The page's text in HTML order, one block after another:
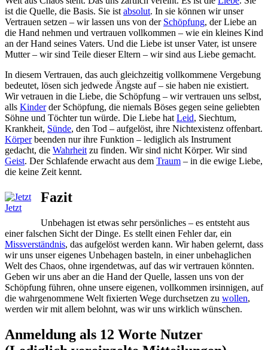
ist die Quelle, die Basis. Sie ist absolut. In sie können wir unser
Vertrauen setzen – wir lassen uns von der Schöpfung, der Liebe an
die Hand nehmen und vertrauen vollkommen – wie ein kleines Kind
an der Hand seines Vaters. Und die Liebe ist unser Vater, ist unsere
Mutter – wir sind Teile dieser Eltern – wir sind aus Liebe gemacht.
In diesem Vertrauen, das auch gleichzeitig vollkommene Vergebung
bedeutet, lösen sich jedwede Ängste auf – sie haben nie existiert.
Wir vetrauen in die Liebe, die Schöpfung – wir vertrauen uns selbst,
alls Kinderder Schöpfung, die niemals Böses gegen seine geliebten
Söhne und Töchter tun würde. Die Liebe hat Leid, Siechtum,
Krankheit, Sünde, den Tod – aufgelöst, ihre Nichtexistenz offenbart.
Körperbeenden nur ihre Funktion – lediglich als Instrument
gedacht, die Wahrheit zu finden. Wir sind nicht Körper. Wir sind
Geist. Der Schlafende erwacht aus dem Traum – in die ewige Liebe,
die keine Zeit kennt.
Jetzt
Fazit
Unbehagen ist etwas sehr persönliches – es entsteht aus
einer falschen Sicht der Dinge. Es stellt einen Fehler dar, ein
Missverständnis, das aufgelöst werden kann. Wir haben gelernt, dass
wir uns unser eigenes Unbehagen basteln, in einer unbehaglichen
Welt des Chaos, ohne irgendetwas, auf das wir vertrauen könnten.
Geben wir uns aber an die Hand der Quelle, lassen uns von der
Schöpfung führen, ohne unsere eigenen, vollkommen irsinnigen, auf
die wahrgenommene Welt fixierten Wege durchsetzen zu wollen,
werden wir mit allem belohnt, was wir uns wirklich wünschen.
Anmeldung als 12 Worte Nutzer